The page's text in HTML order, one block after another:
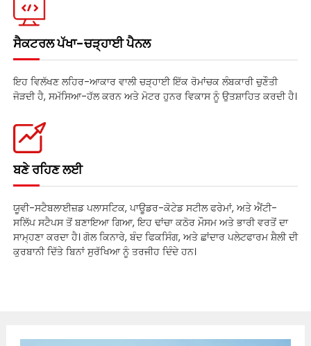
ਸੈਕਟਰਲ ਪੱਖਾ-ਚੜ੍ਹਾਈ ਪੈਨਲ
ਇਹ ਵਿਲੱਖਣ ਲਹਿਰ-ਆਕਾਰ ਵਾਲੀ ਚੜ੍ਹਾਈ ਇੱਕ ਰੋਮਾਂਚਕ ਲੰਬਕਾਰੀ ਚੁਣੌਤੀ
ਜੋੜਦੀ ਹੈ, ਸਮੱਸਿਆ-ਹੱਲ ਕਰਨ ਅਤੇ ਮੋਟਰ ਹੁਨਰ ਵਿਕਾਸ ਨੂੰ ਉਤਸ਼ਾਹਿਤ ਕਰਦੀ ਹੈ।
ਬਣੇ ਰਹਿਣ ਲਈ
ਯੂਵੀ-ਸਟੈਬਲਾਈਜ਼ਡ ਪਲਾਸਟਿਕ, ਪਾਊਡਰ-ਕੋਟੇਡ ਸਟੀਲ ਫਰੇਮਾਂ, ਅਤੇ ਐਂਟੀ-
ਸਲਿੱਪ ਸਟੈਪਸ ਤੋਂ ਬਣਾਇਆ ਗਿਆ, ਇਹ ਢਾਂਚਾ ਕਠੋਰ ਮੌਸਮ ਅਤੇ ਭਾਰੀ ਵਰਤੋਂ ਦਾ
ਸਾਮ੍ਹਣਾ ਕਰਦਾ ਹੈ। ਗੋਲ ਕਿਨਾਰੇ, ਬੰਦ ਫਿਕਸਿੰਗ, ਅਤੇ ਛਾਂਦਾਰ ਪਲੇਟਫਾਰਮ ਸ਼ੈਲੀ ਦੀ
ਕੁਰਬਾਨੀ ਦਿੱਤੇ ਬਿਨਾਂ ਸੁਰੱਖਿਆ ਨੂੰ ਤਰਜੀਹ ਦਿੰਦੇ ਹਨ।